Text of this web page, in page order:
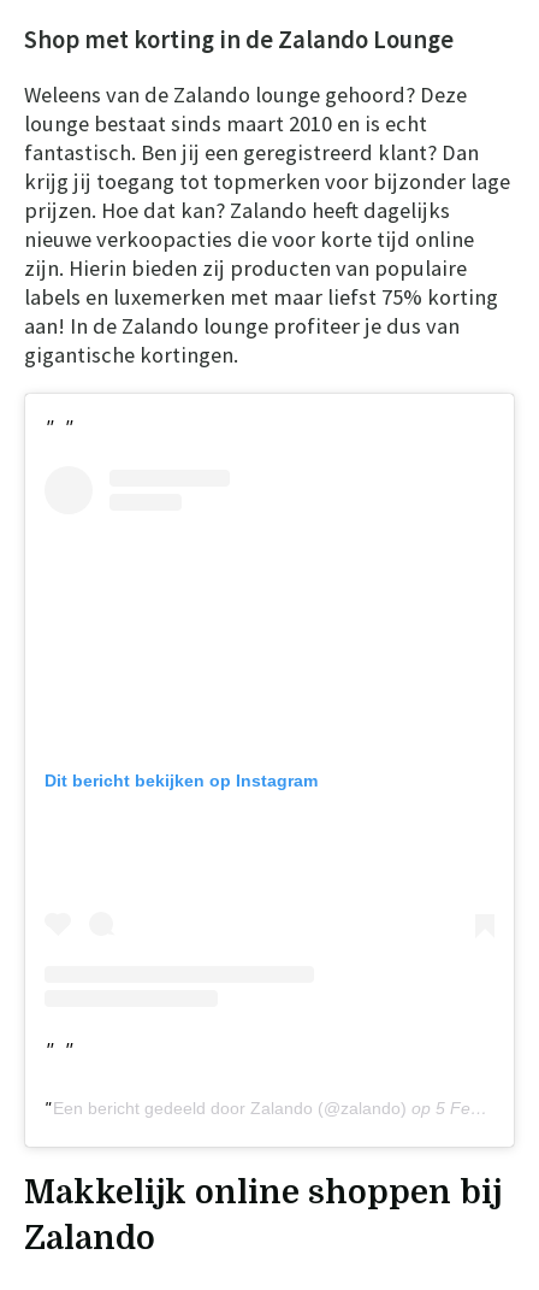
Shop met korting in de Zalando Lounge
Weleens van de Zalando lounge gehoord? Deze
lounge bestaat sinds maart 2010 en is echt
fantastisch. Ben jij een geregistreerd klant? Dan
krijg jij toegang tot topmerken voor bijzonder lage
prijzen. Hoe dat kan? Zalando heeft dagelijks
nieuwe verkoopacties die voor korte tijd online
zijn. Hierin bieden zij producten van populaire
labels en luxemerken met maar liefst 75% korting
aan! In de Zalando lounge profiteer je dus van
gigantische kortingen.
Dit bericht bekijken op Instagram
Een bericht gedeeld door Zalando (@zalando) op 5 Feb 2019 om 11:47 (PST)
Makkelijk online shoppen bij
Zalando